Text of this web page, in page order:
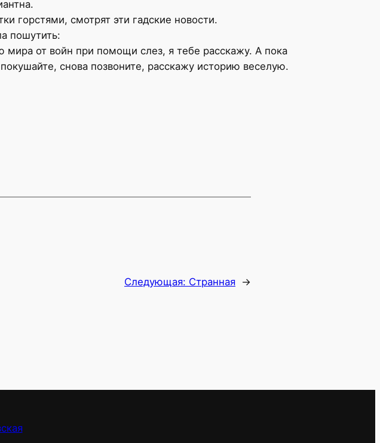
горстями, смотрят эти гадские новости.
пошутить:
от войн при помощи слез, я тебе расскажу. А пока
снова позвоните, расскажу историю веселую.
Следующая: Странная →